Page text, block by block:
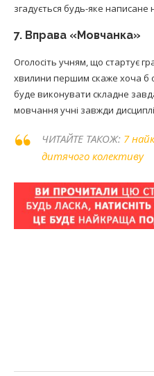
згадується будь-яке написане
7. Вправа «Мовчанка»
Оголосіть учням, що стартує
хвилини першим скаже хоча б
буде виконувати складне
мовчання учні завжди
ЧИТАЙТЕ ТАКОЖ: 7
дитячого колективу